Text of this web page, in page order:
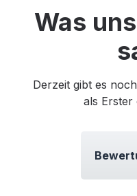
Was
Derzeit gibt es
als Erster